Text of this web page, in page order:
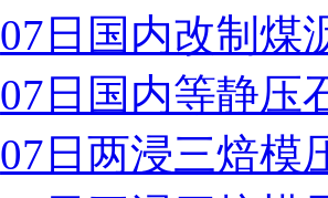
07日国内改制煤
07日国内 等静压
07日两浸三焙模